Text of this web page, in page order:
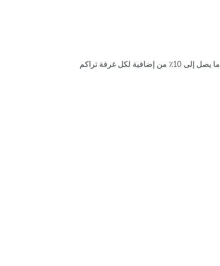
ما يصل إلى 10٪ من إضافية لكل غرفة تراكم